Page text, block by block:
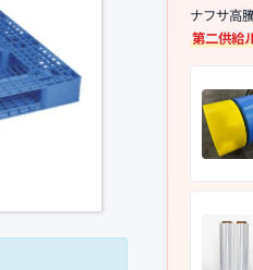
ナフサ高
第二供給